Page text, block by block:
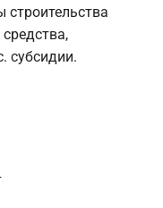
строительства
субсидии.